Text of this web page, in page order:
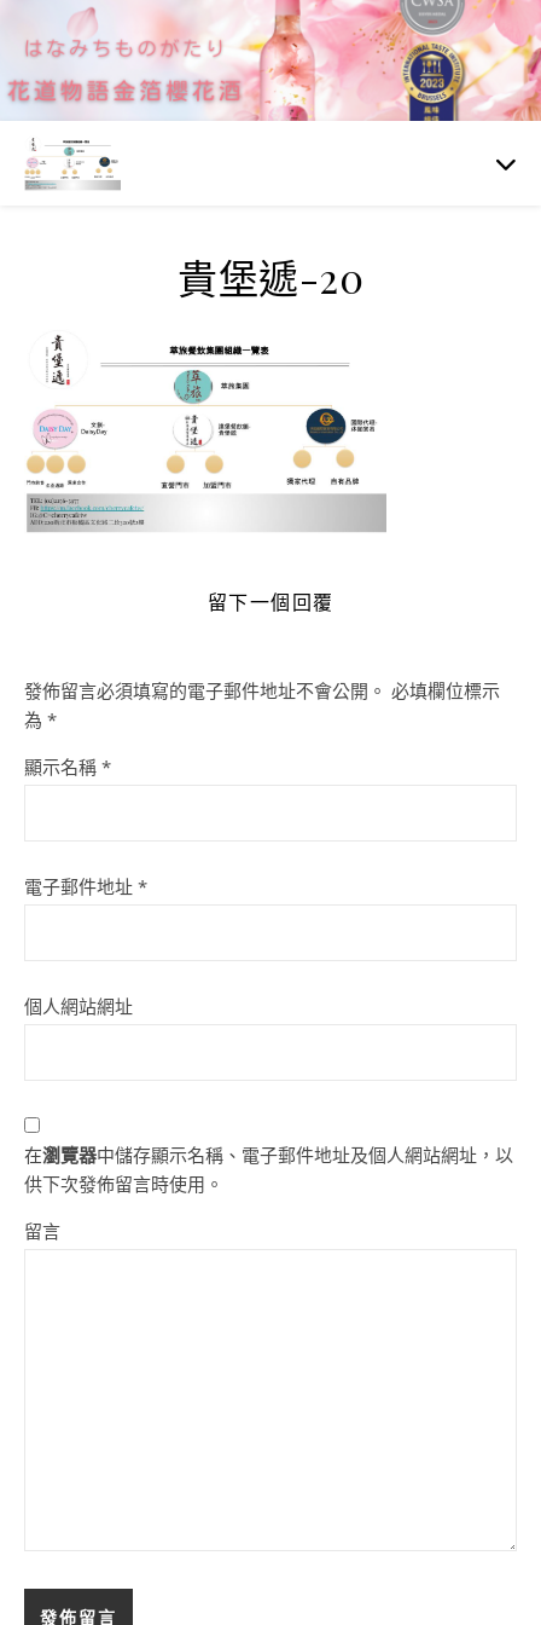
貴堡遞-20
留下一個回覆
發佈留言必須填寫的電子郵件地址不會公開。 必填欄位標示
為 *
顯示名稱 *
電子郵件地址 *
個人網站網址
在瀏覽器中儲存顯示名稱、電子郵件地址及個人網站網址，以
供下次發佈留言時使用。
留言